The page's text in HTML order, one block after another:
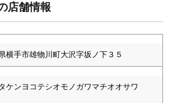
店舗情報
横手市雄物川町大沢字坂ノ下３５
ケンヨコテシオモノガワマチオオサワ